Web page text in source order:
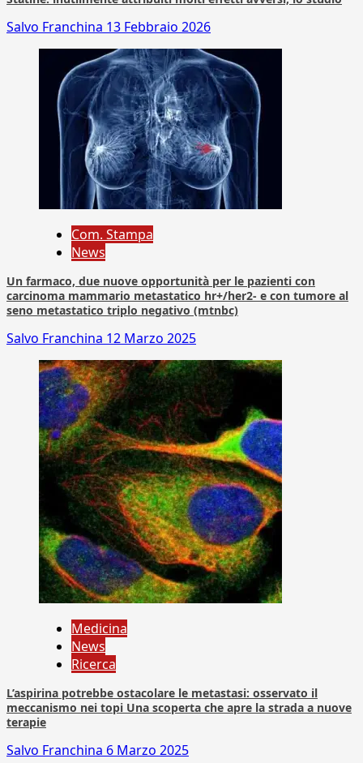
Salvo Franchina 13 Febbraio 2026
Com. Stampa
News
Un farmaco, due nuove opportunità per le pazienti con
carcinoma mammario metastatico hr+/her2- e con tumore al
seno metastatico triplo negativo (mtnbc)
Salvo Franchina 12 Marzo 2025
Medicina
News
Ricerca
L’aspirina potrebbe ostacolare le metastasi: osservato il
meccanismo nei topi Una scoperta che apre la strada a nuove
terapie
Salvo Franchina 6 Marzo 2025